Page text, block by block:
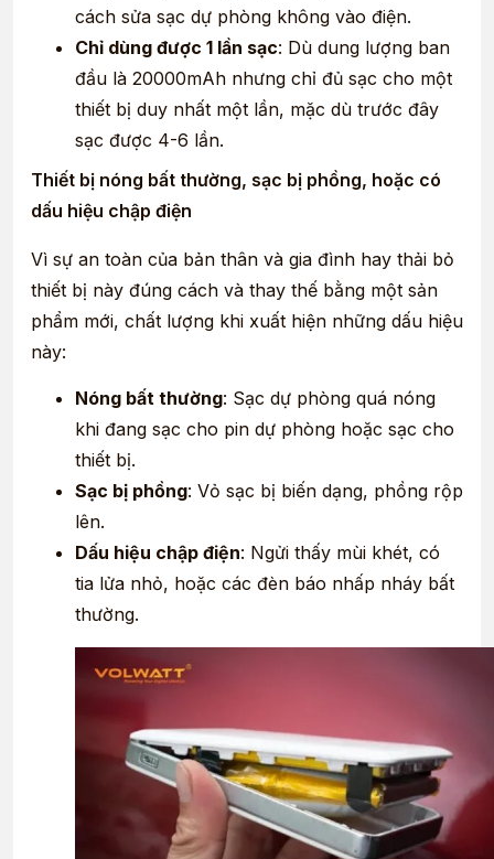
cách sửa sạc dự phòng không vào điện.
Chỉ dùng được 1 lần sạc: Dù dung lượng ban
đầu là 20000mAh nhưng chỉ đủ sạc cho một
thiết bị duy nhất một lần, mặc dù trước đây
sạc được 4-6 lần.
Thiết bị nóng bất thường, sạc bị phồng, hoặc có
dấu hiệu chập điện
Vì sự an toàn của bản thân và gia đình hay thải bỏ
thiết bị này đúng cách và thay thế bằng một sản
phẩm mới, chất lượng khi xuất hiện những dấu hiệu
này:
Nóng bất thường: Sạc dự phòng quá nóng
khi đang sạc cho pin dự phòng hoặc sạc cho
thiết bị.
Sạc bị phồng: Vỏ sạc bị biến dạng, phồng rộp
lên.
Dấu hiệu chập điện: Ngửi thấy mùi khét, có
tia lửa nhỏ, hoặc các đèn báo nhấp nháy bất
thường.